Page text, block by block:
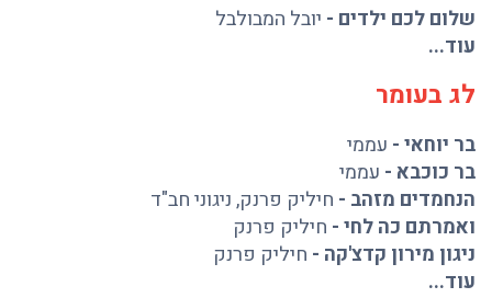
שלום לכם ילדים - יובל המבולבל
עוד...
לג בעומר
בר יוחאי- עממי
בר כוכבא- עממי
הנחמדים מזהב - חיליק פרנק,ניגוני חב"ד
ואמרתם כה לחי- חיליק פרנק
ניגון מירון קדצ'קה - חיליק פרנק
עוד...